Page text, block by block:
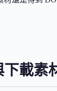
載素